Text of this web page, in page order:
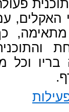
האקלים,
וכל